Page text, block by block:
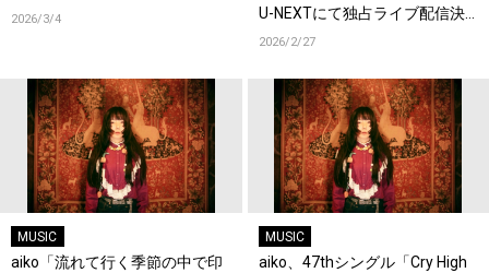
2026/3/4
U-NEXTにて独占ライブ配信決
定！過去ライブ映像一挙配信ス
2026/2/27
MUSIC
aiko「流れて行く季節の中で印
MUSIC
aiko、47thシングル「Cry High